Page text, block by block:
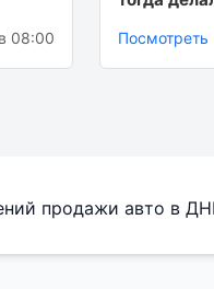
08:00 Посмотреть
продажи авто в